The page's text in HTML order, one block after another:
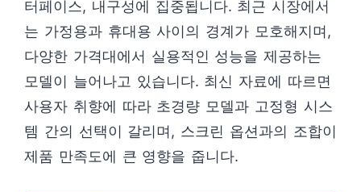
터페이스, 내구성에 집중됩니다. 최근 시장에서
는 가정용과 휴대용 사이의 경계가 모호해지며,
다양한 가격대에서 실용적인 성능을 제공하는
모델이 늘어나고 있습니다. 최신 자료에 따르면
사용자 취향에 따라 초경량 모델과 고정형 시스
템 간의 선택이 갈리며, 스크린 옵션과의 조합이
제품 만족도에 큰 영향을 줍니다.